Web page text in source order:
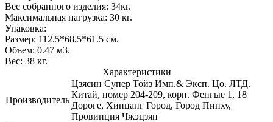
Вес собранного изделия: 34кг.
Максимальная нагрузка: 30 кг.
Упаковка:
Размер: 112.5*68.5*61.5 см.
Объем: 0.47 м3.
Вес: 38 кг.
Характеристики
Производитель
Цзясин Супер Тойз Имп.& Эксп. Цо. ЛТД.
Китай, номер 204-209, корп. Фенгые 1, 18
Дороге, Хинцанг Город, Город Пинху,
Провинция Чжэцзян